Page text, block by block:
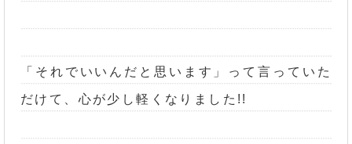
「それでいいんだと思います」って言っていた
だけて、心が少し軽くなりました!!